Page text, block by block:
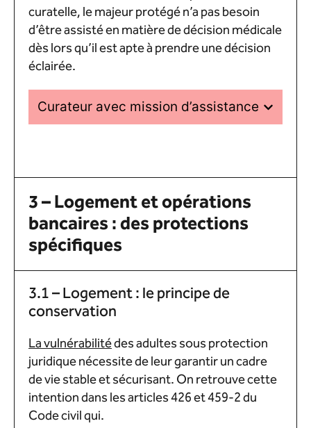
curatelle, le majeur protégé n’a pas besoin
d’être assisté en matière de décision médicale
dès lors qu’il est apte à prendre une décision
éclairée.
Curateur avec mission d’assistance
3 – Logement et opérations
bancaires : des protections
spécifiques
3.1 – Logement : le principe de
conservation
Lavulnérabilitédes adultes sous protection
juridique nécessite de leur garantir un cadre
de vie stable et sécurisant. On retrouve cette
intention dans les articles 426 et 459-2 du
Code civil qui.